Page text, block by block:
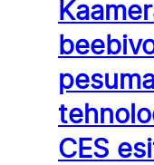
CES